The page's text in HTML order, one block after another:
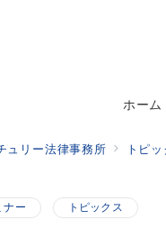
ホーム
ュリー法律事務所 トピ
ナー トピックス